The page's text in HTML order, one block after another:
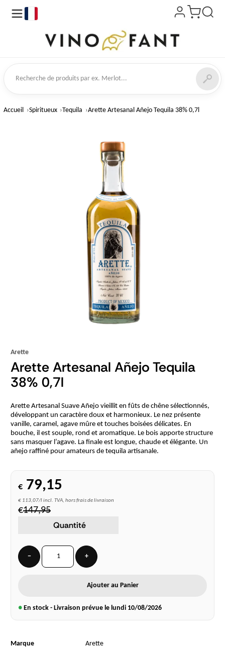
de produits
Accueil Spiritueux Tequila Arette Artesanal Añejo Tequila 38% 0,7l
Arette
Arette Artesanal Añejo Tequila
38% 0,7l
Arette Artesanal Suave Añejo vieillit en fûts de chêne sélectionnés,
développant un caractère doux et harmonieux. Le nez présente
vanille, caramel, agave mûre et touches boisées délicates. En
bouche, il est souple, rond et aromatique. Le bois apporte structure
sans masquer l’agave. La finale est longue, chaude et élégante. Un
añejo raffiné pour amateurs de tequila artisanale.
€ 79,15
€ 113,07/l incl. TVA, hors frais de livraison
€147,95
Quantité
− +
Ajouter au Panier
● En stock - Livraison prévue le lundi 10/08/2026
Marque Arette